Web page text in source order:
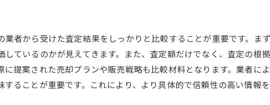
無料査定の結果を最大限に活用
安心して売却を進めるための準備
高槻市での不動産売却を安心して進めるための無料査定利用法
者から受けた査定結果をしっかりと比較することが重要です。ま
ているのかが見えてきます。また、査定額だけでなく、査定の根
提案された売却プランや販売戦略も比較材料となります。業者に
ることが重要です。これにより、より具体的で信頼性の高い情報を